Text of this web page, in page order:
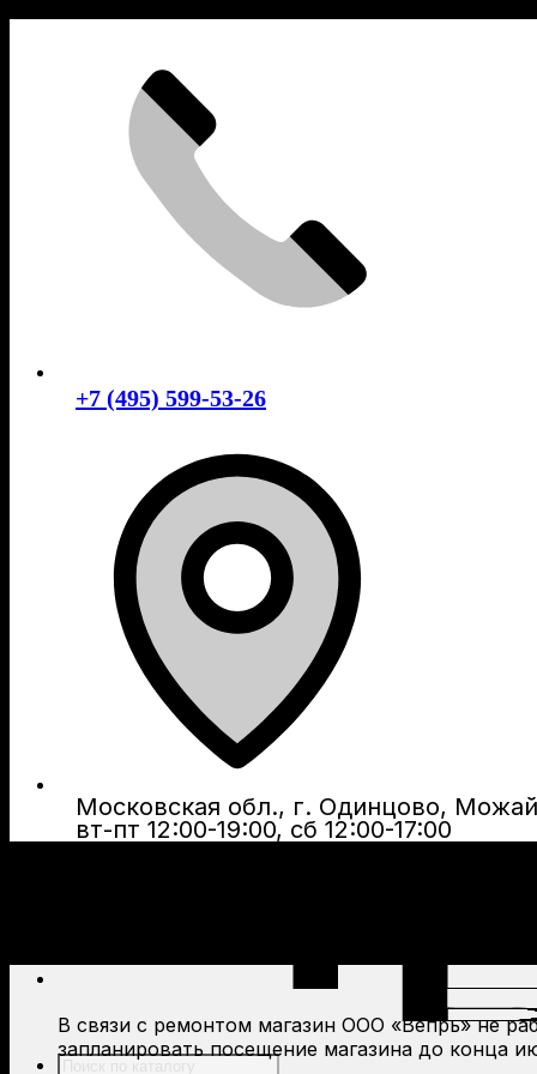
+7 (495) 599-53-26
Московская обл., г. Одинцово,
вт-пт 12:00-19:00, сб 12:00-17:00
Поиск
В связи с ремонтом магазин ООО «Вепрь» не
запланировать посещение магазина до конца